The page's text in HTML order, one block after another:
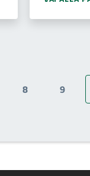
Pagina
8
Pagina
9